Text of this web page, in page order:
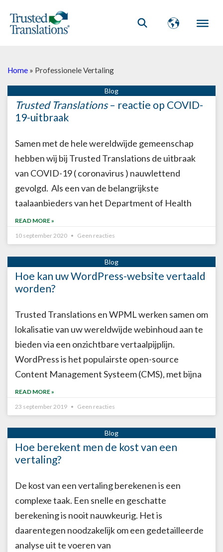
Home » Professionele Vertaling
Trusted Translations– reactie op COVID-
19-uitbraak
Samen met de hele wereldwijde gemeenschap
hebben wij bij Trusted Translations de uitbraak
van COVID-19 ( coronavirus ) nauwlettend
gevolgd. Als een van de belangrijkste
taalaanbieders van het Department of Health
READ MORE »
10 september 2020
Geen reacties
Hoe kan uw WordPress-website vertaald
worden?
Trusted Translations en WPML werken samen om
lokalisatie van uw wereldwijde webinhoud aan te
bieden via een onzichtbare vertaalpijplijn.
WordPress is het populairste open-source
Content Management Systeem (CMS), met bijna
READ MORE »
23 september 2019
Geen reacties
Hoe berekent men de kost van een
vertaling?
De kost van een vertaling berekenen is een
complexe taak. Een snelle en geschatte
berekening is nooit nauwkeurig. Het is
daarentegen noodzakelijk om een gedetailleerde
analyse uit te voeren van
PaginaPagina